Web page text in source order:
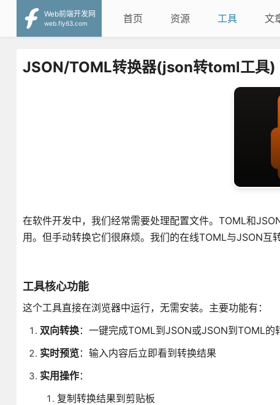
Web前端开发网
web.fly63.com
首页 资源 工具 文
JSON/TOML转换器(json转toml工具)
在软件开发中，我们经常需要处理配置文件。TOML和
用。但手动转换它们很麻烦。我们的在线TOML与JSON互
工具核心功能
这个工具直接在浏览器中运行，无需安装。主要功能有：
双向转换：一键完成TOML到JSON或JSON到TOML的
实时预览：输入内容后立即看到转换结果
实用操作：
复制转换结果到剪贴板